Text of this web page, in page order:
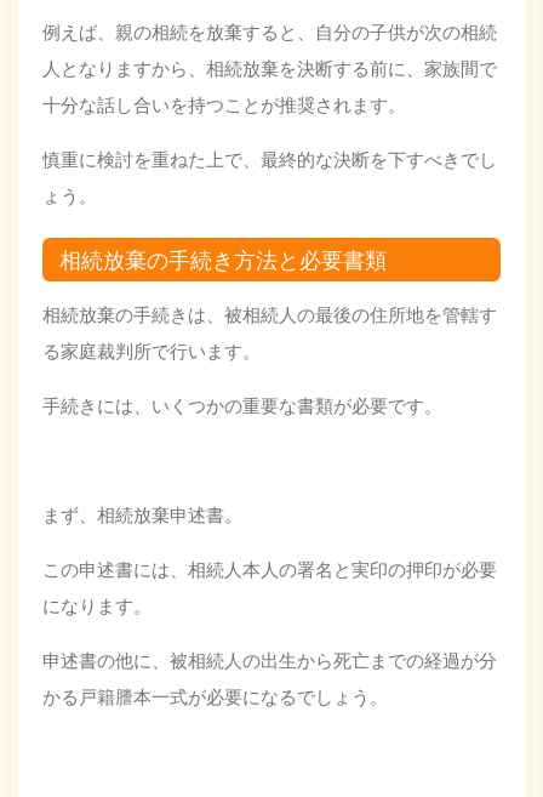
例えば、親の相続を放棄すると、自分の子供が次の相続
人となりますから、相続放棄を決断する前に、家族間で
十分な話し合いを持つことが推奨されます。
慎重に検討を重ねた上で、最終的な決断を下すべきでし
ょう。
相続放棄の手続き方法と必要書類
相続放棄の手続きは、被相続人の最後の住所地を管轄す
る家庭裁判所で行います。
手続きには、いくつかの重要な書類が必要です。
まず、相続放棄申述書。
この申述書には、相続人本人の署名と実印の押印が必要
になります。
申述書の他に、被相続人の出生から死亡までの経過が分
かる戸籍謄本一式が必要になるでしょう。